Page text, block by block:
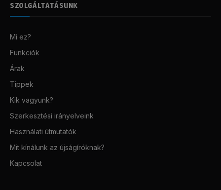
SZOLGÁLTATÁSUNK
Mi ez?
Funkciók
Árak
Tippek
Kik vagyunk?
Szerkesztési irányelveink
Használati útmutatók
Mit kínálunk az újságíróknak?
Kapcsolat